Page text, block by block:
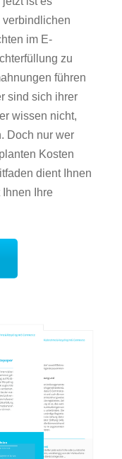
verbindlichen
im E-
zu
führen
sind sich ihrer
wissen nicht,
Doch nur wer
Kosten
dient Ihnen
Ihre